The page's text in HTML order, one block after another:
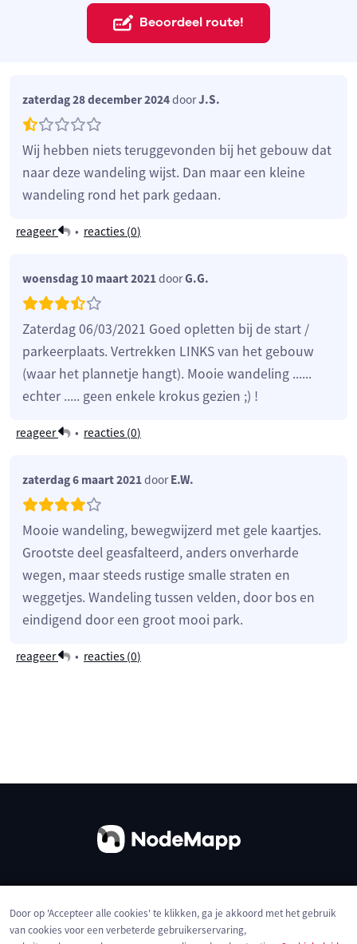
Beoordeel route!
zaterdag 28 december 2024doorJ.S.
Wij hebben niets teruggevonden bij het gebouw dat
naar deze wandeling wijst. Dan maar een kleine
wandeling rond het park gedaan.
reageer • reacties (0)
woensdag 10 maart 2021doorG.G.
Zaterdag 06/03/2021 Goed opletten bij de start /
parkeerplaats. Vertrekken LINKS van het gebouw
(waar het plannetje hangt). Mooie wandeling ......
echter ..... geen enkele krokus gezien ;) !
reageer • reacties (0)
zaterdag 6 maart 2021doorE.W.
Mooie wandeling, bewegwijzerd met gele kaartjes.
Grootste deel geasfalteerd, anders onverharde
wegen, maar steeds rustige smalle straten en
weggetjes. Wandeling tussen velden, door bos en
eindigend door een groot mooi park.
reageer • reacties (0)
Privacybeleid Cookies
Door op 'Accepteer alle cookies' te klikken, ga je akkoord met het gebruik
van cookies voor een verbeterde gebruikerservaring,